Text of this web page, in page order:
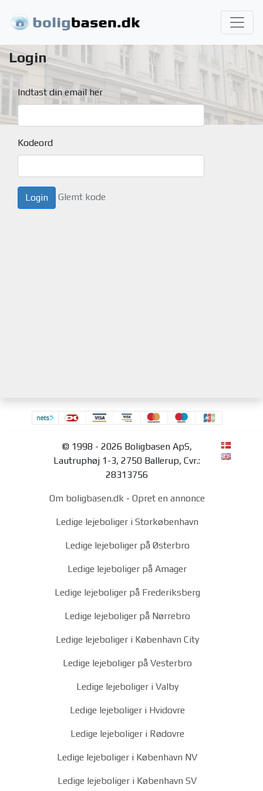
Login
Indtast din email her
Kodeord
Glemt kode
© 1998 - 2026 Boligbasen ApS,
Lautruphøj 1-3, 2750 Ballerup, Cvr.:
28313756
Om boligbasen.dk - Opret en annonce
Ledige lejeboliger i Storkøbenhavn
Ledige lejeboliger på Østerbro
Ledige lejeboliger på Amager
Ledige lejeboliger på Frederiksberg
Ledige lejeboliger på Nørrebro
Ledige lejeboliger i København City
Ledige lejeboliger på Vesterbro
Ledige lejeboliger i Valby
Ledige lejeboliger i Hvidovre
Ledige lejeboliger i Rødovre
Ledige lejeboliger i København NV
Ledige lejeboliger i København SV